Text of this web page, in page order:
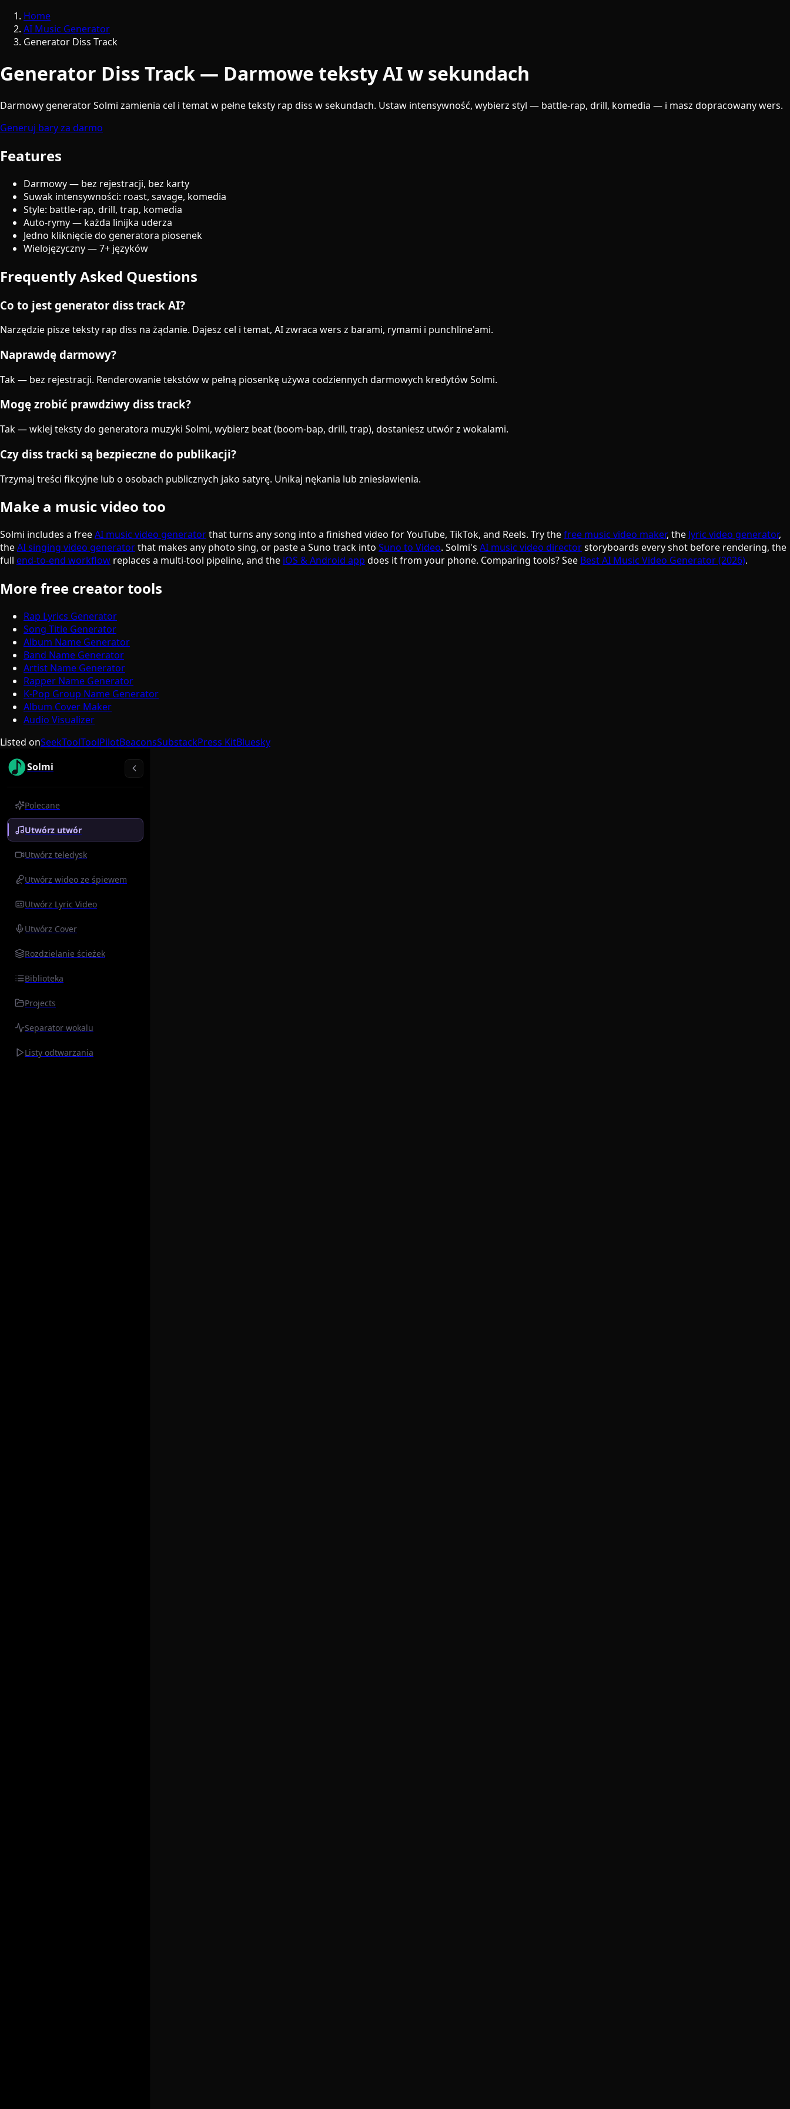
Home
AI Music Generator
Generator Diss Track
Generator Diss Track — Darmowe teksty AI w sekundach
Darmowy generator Solmi zamienia cel i temat w pełne teksty rap diss w sekundach. Ustaw intensywność, wybierz styl — battle-rap, drill, komedia — i masz dopracowany wers.
Generuj bary za darmo
Features
Darmowy — bez rejestracji, bez karty
Suwak intensywności: roast, savage, komedia
Style: battle-rap, drill, trap, komedia
Auto-rymy — każda linijka uderza
Jedno kliknięcie do generatora piosenek
Wielojęzyczny — 7+ języków
Frequently Asked Questions
Co to jest generator diss track AI?
Narzędzie pisze teksty rap diss na żądanie. Dajesz cel i temat, AI zwraca wers z barami, rymami i punchline'ami.
Naprawdę darmowy?
Tak — bez rejestracji. Renderowanie tekstów w pełną piosenkę używa codziennych darmowych kredytów Solmi.
Mogę zrobić prawdziwy diss track?
Tak — wklej teksty do generatora muzyki Solmi, wybierz beat (boom-bap, drill, trap), dostaniesz utwór z wokalami.
Czy diss tracki są bezpieczne do publikacji?
Trzymaj treści fikcyjne lub o osobach publicznych jako satyrę. Unikaj nękania lub zniesławienia.
Make a music video too
Solmi includes a freeAI music video generatorthat turns any song into a finished video for YouTube, TikTok, and Reels. Try thefree music video maker, the lyric video generator,
theAI singing video generatorthat makes any photo sing, or paste a Suno track into Suno to Video. Solmi's AI music video directorstoryboards every shot before rendering, the
full end-to-end workflow replaces a multi-tool pipeline, and the iOS & Android app does it from your phone. Comparing tools? See Best AI Music Video Generator (2026).
More free creator tools
Rap Lyrics Generator
Song Title Generator
Album Name Generator
Band Name Generator
Artist Name Generator
Rapper Name Generator
K-Pop Group Name Generator
Album Cover Maker
Audio Visualizer
Listed onSeekToolToolPilotBeaconsSubstackPress KitBluesky
Solmi
Polecane
Utwórz utwór
Utwórz teledysk
Utwórz wideo ze śpiewem
Utwórz Lyric Video
Utwórz Cover
Rozdzielanie ścieżek
Biblioteka
Projects
Separator wokalu
Listy odtwarzania